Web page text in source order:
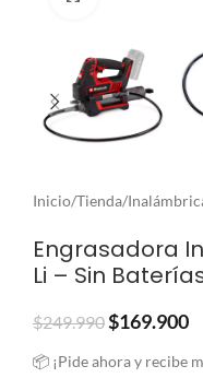
Inicio/Tienda/
Engrasadora
Li – Sin
$249.990$169.900
📦 ¡Pide ahora y recibe